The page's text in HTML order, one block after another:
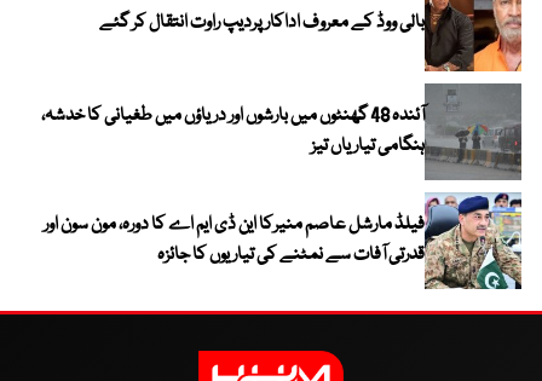
بالی ووڈ کے معروف اداکار پردیپ راوت انتقال کر گئے
آئندہ 48 گھنٹوں میں بارشوں اور دریاؤں میں طغیانی کا خدشہ،
ہنگامی تیاریاں تیز
فیلڈ مارشل عاصم منیرکا این ڈی ایم اے کا دورہ، مون سون اور
قدرتی آفات سے نمٹنے کی تیاریوں کا جائزہ